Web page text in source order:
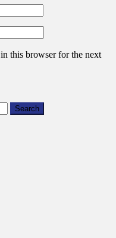
this browser for the next